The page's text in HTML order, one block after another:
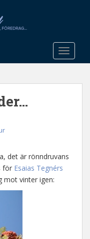
det är rönndruvans
för Esaias Tegnérs
mot vinter igen: